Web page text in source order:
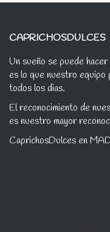
CAPRICHOSDULCES
Un sueño se puede
es lo que nuestro equipo
todos los dias.
El reconocimiento de
es nuestro mayor
CaprichosDulces en